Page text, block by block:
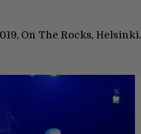
On The Rocks, Helsinki.